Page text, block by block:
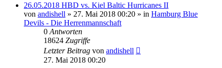
26.05.2018 HBD vs. Kiel Baltic Hurricanes II
von andishell » 27. Mai 2018 00:20 » in Hamburg Blue
Devils - Die Herrenmannschaft
0 Antworten
18624 Zugriffe
Letzter Beitrag von andishell
27. Mai 2018 00:20